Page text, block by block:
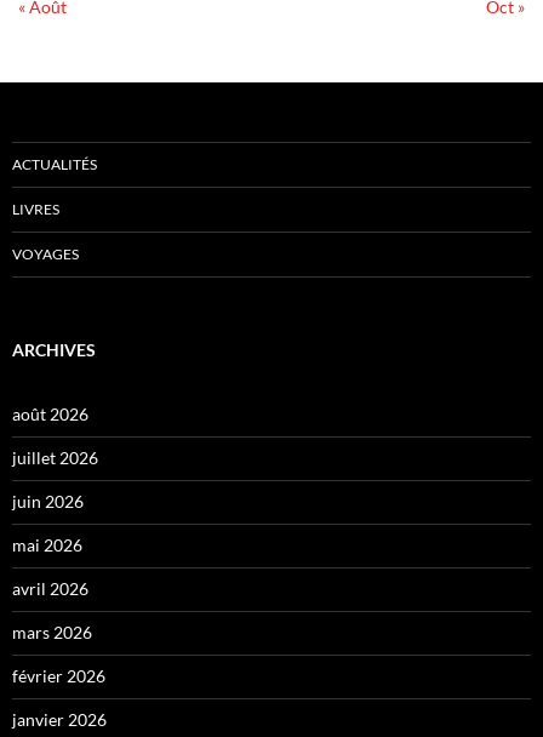
« Août
Oct »
ACTUALITÉS
LIVRES
VOYAGES
ARCHIVES
août 2026
juillet 2026
juin 2026
mai 2026
avril 2026
mars 2026
février 2026
janvier 2026